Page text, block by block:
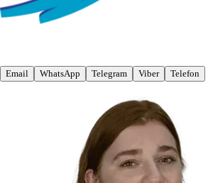
Email WhatsApp Telegram Viber Telefon